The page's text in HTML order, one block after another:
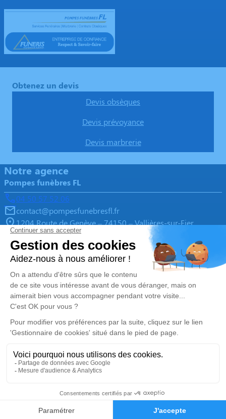
Demande de devis
Obtenez un devis
Devis obsèques
Devis prévoyance
Devis marbrerie
Notre agence
Pompes funèbres FL
04 50 57 52 06
contact@pompesfunebresfl.fr
1204 Route de Genève – 74150 – Vallières-sur-Fier
5/5 – 106 avis
Nos Services
Organiser des obsèques
Monuments funéraires
Services aux familles
Liens utiles
Avis de décès
Demande de rendez-vous en
agence
Nos réseaux sociaux
Mentions légales
Politique de traitement des données personnelles
Gestionnaire de cookies
Zone d'intervention
Nos conditions générales des ventes
Réalisation et référencement par